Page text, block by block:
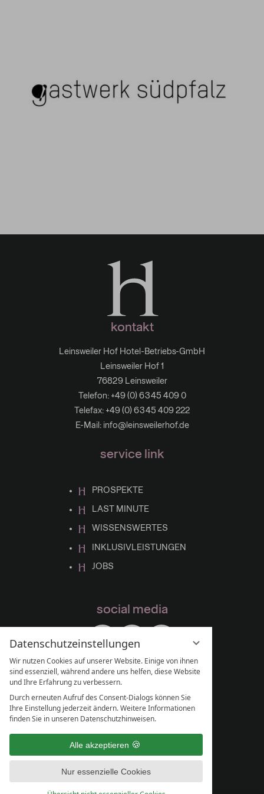
Datenschutzeinstellungen
Wir nutzen Cookies auf unserer Website. Einige von ihnen
sind essenziell, während andere uns helfen, diese Website
und Ihre Erfahrung zu verbessern.
Durch erneuten Aufruf des Consent-Dialogs können Sie
Ihre Einstellung jederzeit ändern. Weitere Informationen
finden Sie in unseren Datenschutzhinweisen.
Alle akzeptieren
Nur essenzielle Cookies
kontakt
Leinsweiler Hof Hotel-Betriebs-GmbH
Leinsweiler Hof 1
76829 Leinsweiler
Telefon: +49 (0) 6345 409 0
Telefax: +49 (0) 6345 409 222
E-Mail: info@leinsweilerhof.de
service link
PROSPEKTE
LAST MINUTE
WISSENSWERTES
INKLUSIVLEISTUNGEN
JOBS
social media